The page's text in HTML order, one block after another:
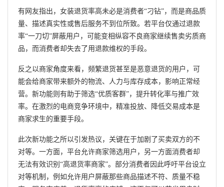
有网友指出，女装退货率高未必是消费者“刁钻”，而是商品质
量、描述真实性或售后服务不到位所致。若平台仅通过退款
率“一刀切”屏蔽用户，可能变相纵容不良商家继续售卖劣质商
品，而消费者却失去了用退款维权的手段。
反之以商家角度来看，频繁退货甚至是恶意退货的用户，可
能会给商家带来额外的物流、人力与库存成本，影响正常经
营。新功能则有助于筛选“优质客群”，提升转化率与推广效
率。在激烈的电商竞争环境中，精准投放、降低交易成本是
商家求生的重要手段。
此次新功能之所以引发热议，关键在于加剧了买卖双方的不
对等。一方面，平台允许商家筛选用户，另一方面消费者却
无法有效识别“高退货率商家”。部分消费者因此呼吁平台设立
对等机制，例如允许用户屏蔽那些商品描述不符、质量不稳